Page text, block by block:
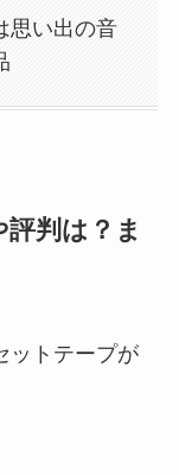
思い出の音
判は？ま
ットテープが